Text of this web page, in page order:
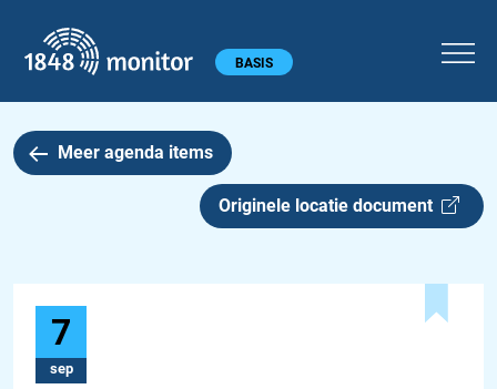
Hoofdmenu BASIS
Meer agenda items
Originele locatie document
7
sep